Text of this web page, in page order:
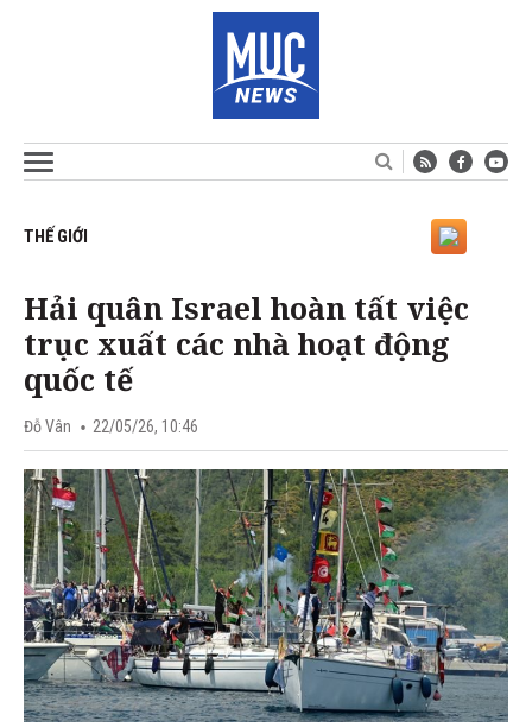
THẾ GIỚI
Hải quân Israel hoàn tất việc
trục xuất các nhà hoạt động
quốc tế
Đỗ Vân 22/05/26, 10:46